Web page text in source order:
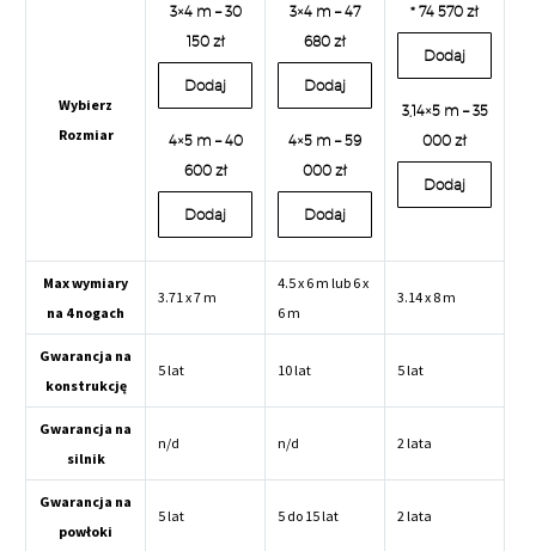
Wybierz
Rozmiar
3×4 m – 30
150 zł
Dodaj
4×5 m – 40
600 zł
Dodaj
3×4 m – 47
680 zł
Dodaj
4×5 m – 59
000 zł
Dodaj
* 74 570 zł
Dodaj
3,14×5 m – 35
000 zł
Dodaj
Max wymiary
na 4 nogach
3.71 x 7 m
4.5 x 6 m lub 6 x
6 m
3.14 x 8 m
Gwarancja na
konstrukcję
5 lat 10 lat 5 lat
Gwarancja na
silnik
n/d n/d 2 lata
Gwarancja na
powłoki
5 lat 5 do 15 lat 2 lata